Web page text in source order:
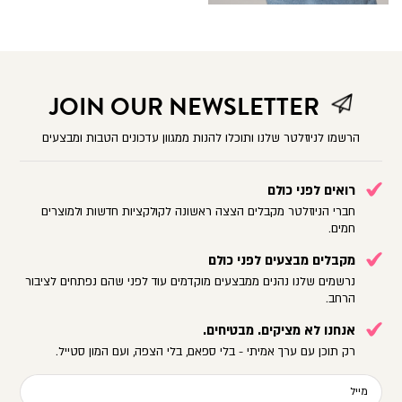
JOIN OUR NEWSLETTER
הרשמו לניוזלטר שלנו ותוכלו להנות ממגוון עדכונים הטבות ומבצעים
רואים לפני כולם
חברי הניוזלטר מקבלים הצצה ראשונה לקולקציות חדשות ולמוצרים
חמים.
מקבלים מבצעים לפני כולם
נרשמים שלנו נהנים ממבצעים מוקדמים עוד לפני שהם נפתחים לציבור
הרחב.
אנחנו לא מציקים. מבטיחים.
רק תוכן עם ערך אמיתי - בלי ספאם, בלי הצפה, ועם המון סטייל.
מייל